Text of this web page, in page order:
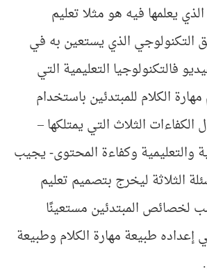
يعلمها فيه هو مثلا تعليم
التكنولوجي الذي يستعين به في
فالتكنولوجيا التعليمية التي
الكلام للمبتدئين باستخدام
الكفاءات الثلاث التي يمتلكها –
والتعليمية وكفاءة المحتوى- يجيب
الثلاثة ليخرج بتصميم تعليم
لخصائص المبتدئين مستعينًا
إعداده طبيعة مهارة الكلام وطبيعة